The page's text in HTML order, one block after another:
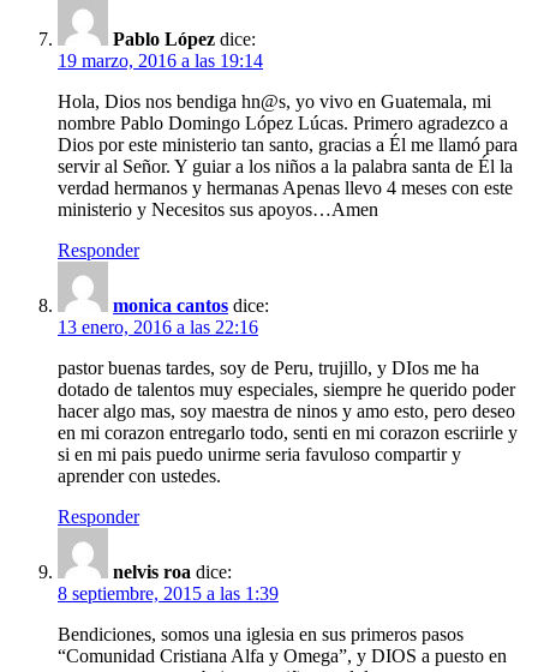
Pablo López dice:
19 marzo, 2016 a las 19:14
Hola, Dios nos bendiga hn@s, yo vivo en Guatemala, mi
nombre Pablo Domingo López Lúcas. Primero agradezco a
Dios por este ministerio tan santo, gracias a Él me llamó para
servir al Señor. Y guiar a los niños a la palabra santa de Él la
verdad hermanos y hermanas Apenas llevo 4 meses con este
ministerio y Necesitos sus apoyos…Amen
Responder
monica cantos dice:
13 enero, 2016 a las 22:16
pastor buenas tardes, soy de Peru, trujillo, y DIos me ha
dotado de talentos muy especiales, siempre he querido poder
hacer algo mas, soy maestra de ninos y amo esto, pero deseo
en mi corazon entregarlo todo, senti en mi corazon escriirle y
si en mi pais puedo unirme seria favuloso compartir y
aprender con ustedes.
Responder
nelvis roa dice:
8 septiembre, 2015 a las 1:39
Bendiciones, somos una iglesia en sus primeros pasos
“Comunidad Cristiana Alfa y Omega”, y DIOS a puesto en